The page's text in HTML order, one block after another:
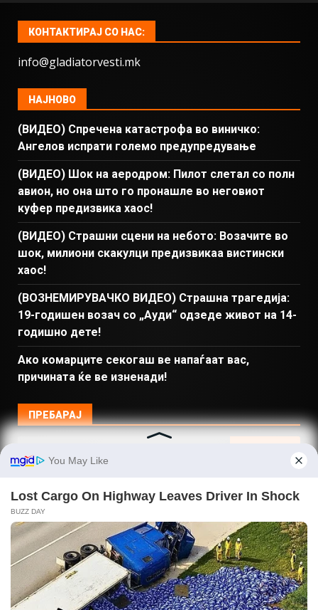
КОНТАКТИРАЈ СО НАС:
info@gladiatorvesti.mk
НАЈНОВО
(ВИДЕО) Спречена катастрофа во виничко:
Ангелов испрати големо предупредување
(ВИДЕО) Шок на аеродром: Пилот слетал со полн
авион, но она што го пронашле во неговиот
куфер предизвика хаос!
(ВИДЕО) Страшни сцени на небото: Возачите во
шок, милиони скакулци предизвикаа вистински
хаос!
(ВОЗНЕМИРУВАЧКО ВИДЕО) Страшна трагедија:
19-годишен возач со „Ауди“ одзеде живот на 14-
годишно дете!
Ако комарците секогаш ве напаѓаат вас,
причината ќе ве изненади!
ПРЕБАРАЈ
Македонија Балкан и Свет Спорт
Магазин
© Copyright 2026 Gladiator - Powered by dbT18|
DarkNewsby AF themes.